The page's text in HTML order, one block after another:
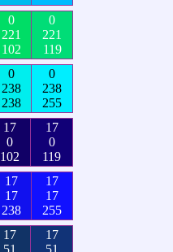
0
221
102
0
221
119
0
238
238
0
238
255
17
0
102
17
0
119
17
17
238
17
17
255
17
51
17
51